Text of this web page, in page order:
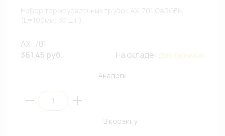
AX-701
361.45 руб.
На складе: Достаточно
Аналоги
В корзину